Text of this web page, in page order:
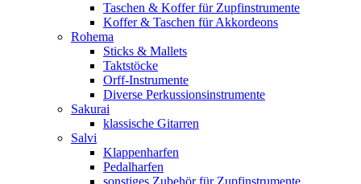
Taschen & Koffer für Zupfinstrumente
Koffer & Taschen für Akkordeons
Rohema
Sticks & Mallets
Taktstöcke
Orff-Instrumente
Diverse Perkussionsinstrumente
Sakurai
klassische Gitarren
Salvi
Klappenharfen
Pedalharfen
sonstiges Zubehör für Zupfinstrumente